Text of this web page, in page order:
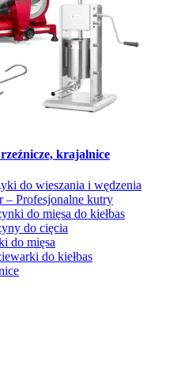
krajalnice
do wieszania i wędzenia
– Profesjonalne kutry
do mięsa do kiełbas
do cięcia
do mięsa
do kiełbas